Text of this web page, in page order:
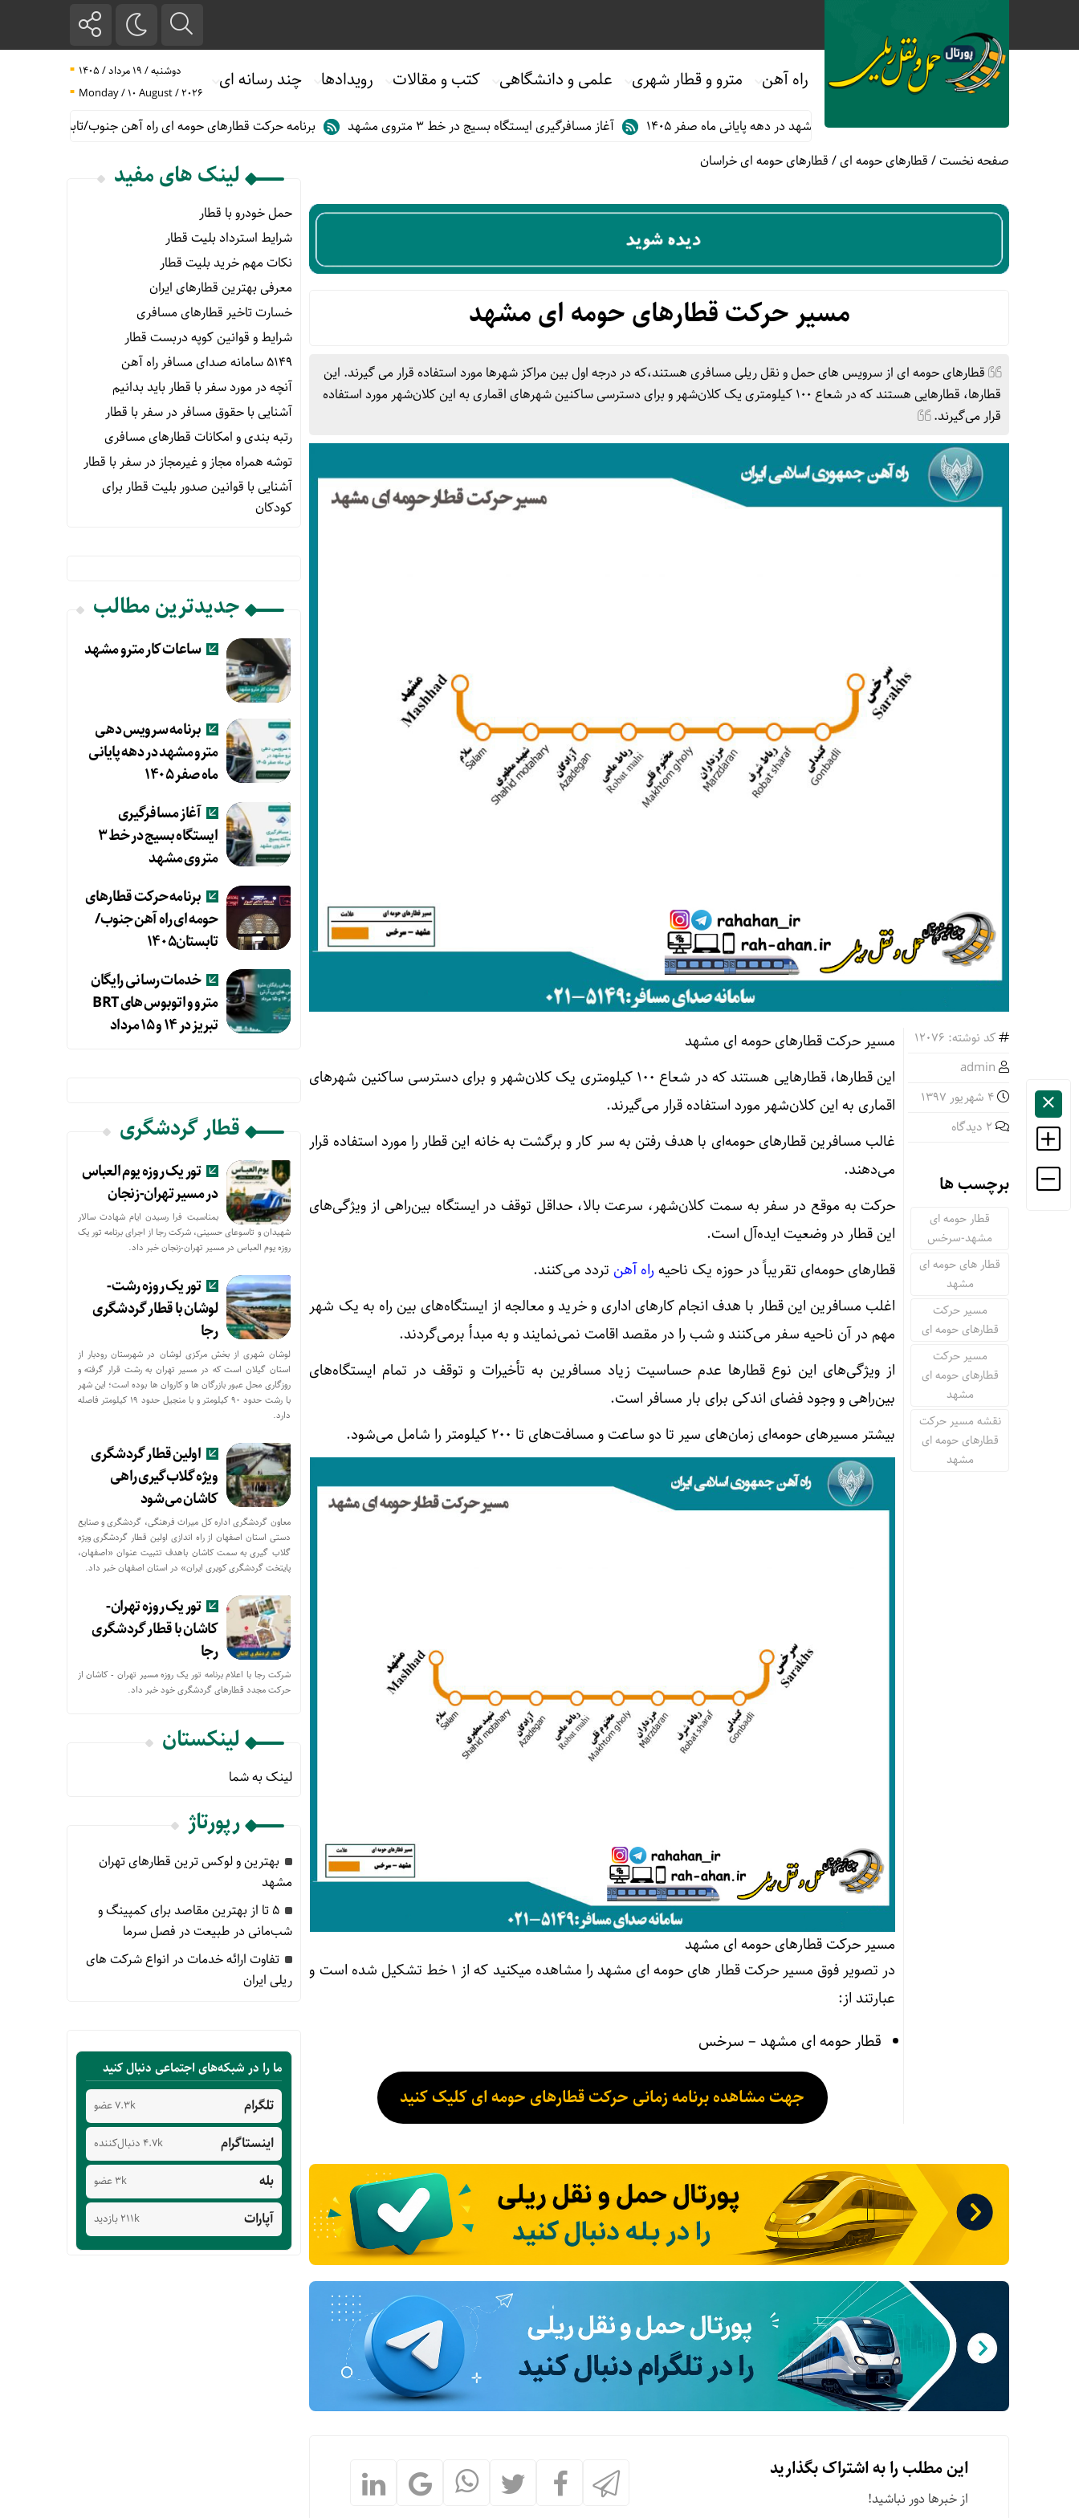
راه آهن مترو و قطار شهری علمی و دانشگاهی کتب و مقالات رویدادها چند رسانه ای
دوشنبه / ۱۹ مرداد / ۱۴۰۵
Monday / 10 August / 2026
برنامه سرویس دهی مترو مشهد در دهه پایانی ماه صفر ۱۴۰۵ آغاز مسافرگیری ایستگاه بسیج در خط ۳ متروی مشهد برنامه حرکت قطارهای حومه ای راه آهن جنوب/تابستان۱۴۰۵
صفحه نخست/قطارهای حومه ای/قطارهای حومه ای خراسان
مسیر حرکت قطارهای حومه ای مشهد
قطارهای حومه ای از سرویس های حمل و نقل ریلی مسافری هستند،که در درجه اول بین مراکز شهرها مورد استفاده قرار می گیرند. این
قطارها، قطارهایی هستند که در شعاع ۱۰۰ کیلومتری یک کلان‌شهر و برای دسترسی ساکنین شهرهای اقماری به این کلان‌شهر مورد استفاده
قرار می‌گیرند.
کد نوشته: 12076
admin
2 دیدگاه
برچسب ها
قطار حومه ای
مشهد-سرخس
قطار های حومه ای
مشهد
مسیر حرکت
قطارهای حومه ای
مسیر حرکت
قطارهای حومه ای
مشهد
نقشه مسیر حرکت
قطارهای حومه ای
مشهد
مسیر حرکت قطارهای حومه ای مشهد
این قطارها، قطارهایی هستند که در شعاع ۱۰۰ کیلومتری یک کلان‌شهر و برای دسترسی ساکنین شهرهای
اقماری به این کلان‌شهر مورد استفاده قرار می‌گیرند.
غالب مسافرین قطارهای حومه‌ای با هدف رفتن به سر کار و برگشت به خانه این قطار را مورد استفاده قرار
می‌دهند.
حرکت به موقع در سفر به سمت کلان‌شهر، سرعت بالا، حداقل توقف در ایستگاه بین‌راهی از ویژگی‌های
این قطار در وضعیت ایده‌آل است.
قطارهای حومه‌ای تقریباً در حوزه یک ناحیه راه آهن تردد می‌کنند.
اغلب مسافرین این قطار با هدف انجام کارهای اداری و خرید و معالجه از ایستگاه‌های بین راه به یک شهر
مهم در آن ناحیه سفر می‌کنند و شب را در مقصد اقامت نمی‌نمایند و به مبدأ برمی‌گردند.
از ویژگی‌های این نوع قطارها عدم حساسیت زیاد مسافرین به تأخیرات و توقف در تمام ایستگاه‌های
بین‌راهی و وجود فضای اندکی برای بار مسافر است.
بیشتر مسیرهای حومه‌ای زمان‌های سیر تا دو ساعت و مسافت‌های تا ۲۰۰ کیلومتر را شامل می‌شود.
مسیر حرکت قطارهای حومه ای مشهد
در تصویر فوق مسیر حرکت قطار های حومه ای مشهد را مشاهده میکنید که از ۱ خط تشکیل شده است و
عبارتند از:
قطار حومه ای مشهد – سرخس
جهت مشاهده برنامه زمانی حرکت قطارهای حومه ای کلیک کنید
این مطلب را به اشتراک بگذارید
از خبرها دور نباشید!
لینک های مفید
حمل خودرو با قطار
شرایط استرداد بلیت قطار
نکات مهم خرید بلیت قطار
معرفی بهترین قطارهای ایران
خسارت تاخیر قطارهای مسافری
شرایط و قوانین کوپه دربست قطار
۵۱۴۹ سامانه صدای مسافر راه آهن
آنچه در مورد سفر با قطار باید بدانیم
آشنایی با حقوق مسافر در سفر با قطار
رتبه بندی و امکانات قطارهای مسافری
توشه همراه مجاز و غیرمجاز در سفر با قطار
آشنایی با قوانین صدور بلیت قطار برای
کودکان
جدیدترین مطالب
ساعات کار مترو مشهد
برنامه سرویس دهی
مترو مشهد در دهه پایانی
ماه صفر ۱۴۰۵
آغاز مسافرگیری
ایستگاه بسیج در خط ۳
متروی مشهد
برنامه حرکت قطارهای
حومه ای راه آهن جنوب/
تابستان۱۴۰۵
خدمات رسانی رایگان
مترو و اتوبوس های BRT
تبریز در ۱۴ و ۱۵ مرداد
قطار گردشگری
تور یک روزه یوم العباس
در مسیر تهران-زنجان
بمناسبت فرا رسیدن ایام شهادت سالار
شهیدان و تاسوعای حسینی، شرکت رجا از اجرای برنامه تور یک
روزه یوم العباس در مسیر تهران-زنجان خبر داد.
تور یک روزه رشت-
لوشان با قطار گردشگری
رجا
لوشان شهری از بخش مرکزی لوشان در شهرستان رودبار از
استان گیلان است که در مسیر تهران به رشت قرار گرفته و
روزگاری محل عبور بازرگان ها و کاروان ها بوده است؛ این شهر
با رشت حدود ۹۰ کیلومتر و با منجیل حدود ۱۹ کیلومتر فاصله
دارد.
اولین قطار گردشگری
ویژه گلاب‌گیری راهی
کاشان می‌شود
معاون گردشگری اداره کل میراث فرهنگی، گردشگری و صنایع
دستی استان اصفهان از راه اندازی اولین قطار گردشگری ویژه
گلاب گیری به سمت کاشان باهدف تثبیت عنوان «اصفهان،
پایتخت گردشگری کویری ایران» در استان اصفهان خبر داد.
تور یک روزه تهران-
کاشان با قطار گردشگری
رجا
شرکت رجا با اعلام برنامه تور یک روزه مسیر تهران - کاشان از
حركت مجدد قطارهای گردشگری خود خبر داد.
لینکستان
لینک به شما
رپورتاژ
بهترین و لوکس ترین قطارهای تهران
مشهد
۵ تا از بهترین مقاصد برای کمپینگ و
شب‌مانی در طبیعت در فصل سرما
تفاوت ارائه خدمات در انواع شرکت های
ریلی ایران
ما را در شبکه‌های اجتماعی دنبال کنید
تلگرام 7.3k عضو
اینستاگرام 4.7k دنبال‌کننده
بله 3k عضو
آپارات 211k بازدید